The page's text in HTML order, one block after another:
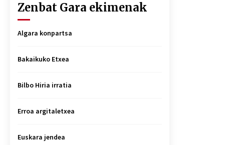
Zenbat Gara ekimenak
Algara konpartsa
Bakaikuko Etxea
Bilbo Hiria irratia
Erroa argitaletxea
Euskara jendea